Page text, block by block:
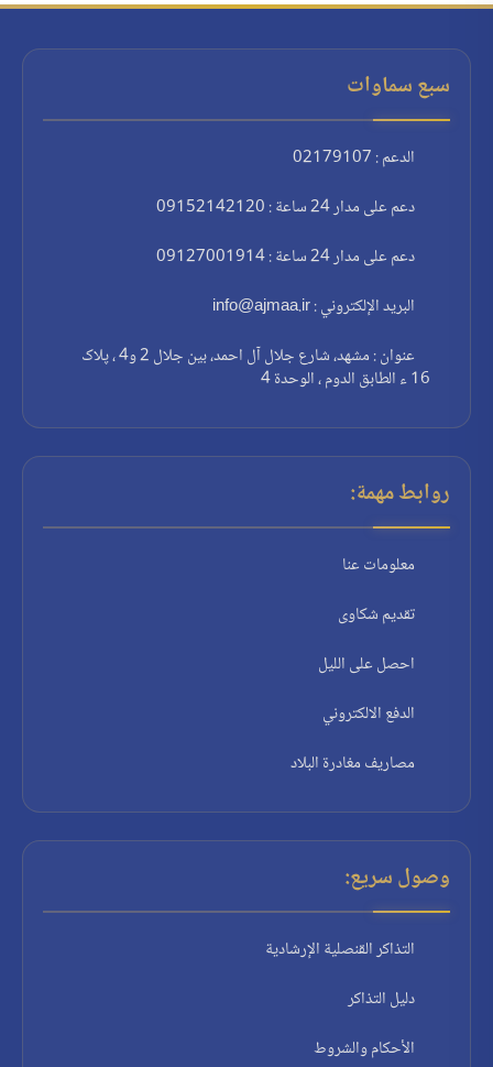
سبع سماوات
الدعم : 02179107
دعم على مدار 24 ساعة : 09152142120
دعم على مدار 24 ساعة : 09127001914
البريد الإلكتروني : info@ajmaa.ir
عنوان : مشهد، شارع جلال آل احمد، بين جلال 2 و4 ، پلاک
16 ء الطابق الدوم ، الوحدة 4
روابط مهمة:
معلومات عنا
تقديم شكاوى
احصل على الليل
الدفع الالكتروني
مصاريف مغادرة البلاد
وصول سريع:
التذاكر القنصلية الإرشادية
دليل التذاكر
الأحكام والشروط